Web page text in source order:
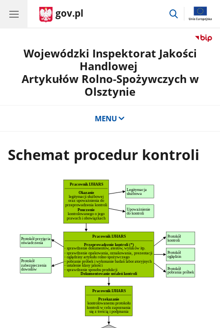
gov.pl
przejdź
Wojewódzki Inspektorat Jakości
Handlowej
Artykułów Rolno-Spożywczych w
Olsztynie
MENU
Schemat procedur kontroli